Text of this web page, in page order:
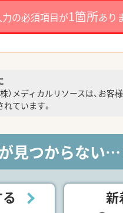
力の必須項目が1箇所あり
）メディカルリソースは、お
ています。
見つからない
新